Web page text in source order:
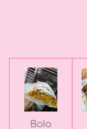
Bolo